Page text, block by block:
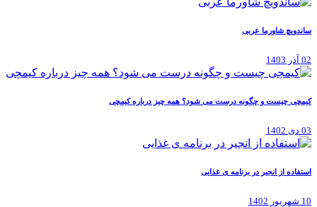
ساندویچ شاورما عربی
02 آذر 1403
کیمچی چیست و چگونه درست می شود؟ همه چیز درباره کیمچی
03 دی 1402
استفاده از انجیر در برنامه ی غذایی
10 شهریور 1402